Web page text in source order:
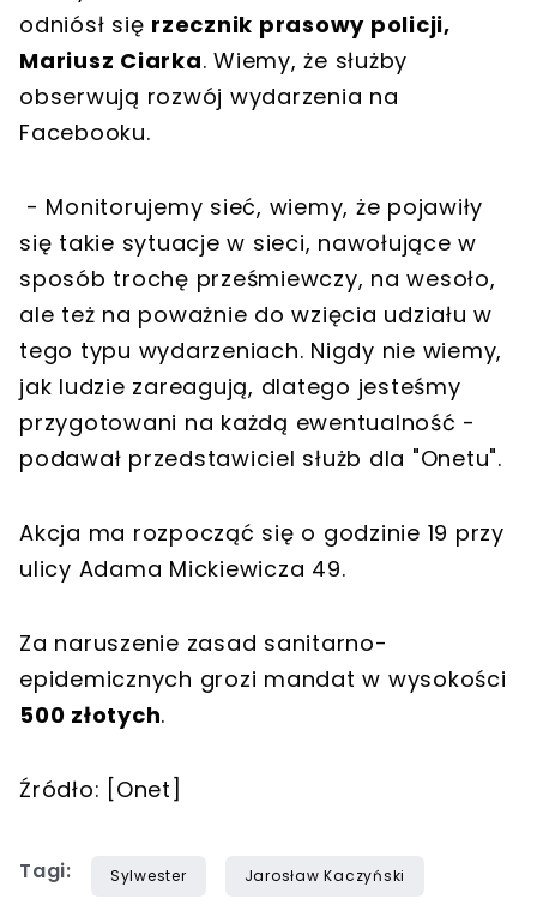
odniósł się rzecznik prasowy policji,
Mariusz Ciarka. Wiemy, że służby
obserwują rozwój wydarzenia na
Facebooku.
- Monitorujemy sieć, wiemy, że pojawiły
się takie sytuacje w sieci, nawołujące w
sposób trochę prześmiewczy, na wesoło,
ale też na poważnie do wzięcia udziału w
tego typu wydarzeniach. Nigdy nie wiemy,
jak ludzie zareagują, dlatego jesteśmy
przygotowani na każdą ewentualność -
podawał przedstawiciel służb dla "Onetu".
Akcja ma rozpocząć się o godzinie 19 przy
ulicy Adama Mickiewicza 49.
Za naruszenie zasad sanitarno-
epidemicznych grozi mandat w wysokości
500 złotych.
Źródło: [Onet]
Tagi: Sylwester Jarosław Kaczyński